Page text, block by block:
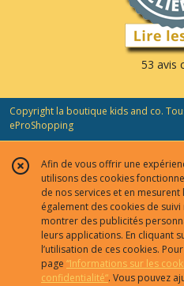
53 avis
Copyright la boutique kids and co.
eProShopping
Afin de vous offrir une
utilisons des cookies
de nos services et en mesurent
également des cookies de
montrer des publicités
leurs applications. En cliquant
l’utilisation de ces cookies.
page “Informations sur les
confidentialité“. Vous pouvez